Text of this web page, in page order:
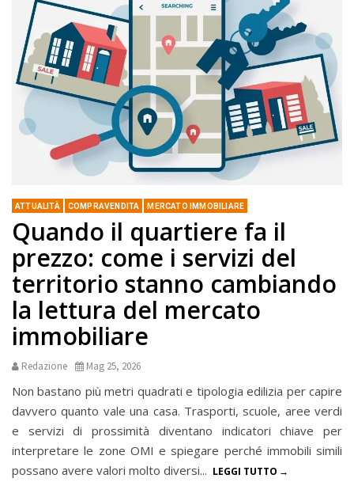
ATTUALITÀ COMPRAVENDITA MERCATO IMMOBILIARE
Quando il quartiere fa il
prezzo: come i servizi del
territorio stanno cambiando
la lettura del mercato
immobiliare
Redazione Mag 25, 2026
Non bastano più metri quadrati e tipologia edilizia per capire
davvero quanto vale una casa. Trasporti, scuole, aree verdi
e servizi di prossimità diventano indicatori chiave per
interpretare le zone OMI e spiegare perché immobili simili
possano avere valori molto diversi... LEGGI TUTTO